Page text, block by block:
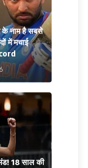
के नाम है सबसे
में मचाई
18 साल की